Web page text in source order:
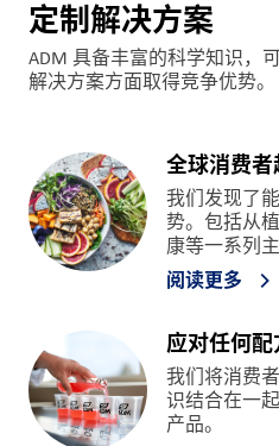
定制解决方案
ADM 具备丰富的科学知识，
解决方案方面取得竞争优势。
全球消费
我们发现了
势。包括从
康等一系列主
阅读更多
应对任何配
我们将消费
识结合在一
产品。